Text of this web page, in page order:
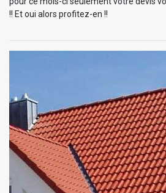
!! Et oui alors profitez-en !!